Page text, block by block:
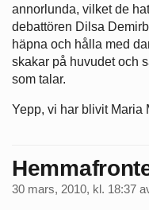
annorlunda, vilket de
debattören Dilsa
häpna och hålla med
skakar på huvudet och
som talar.
Yepp, vi har blivit Maria
30 mars, 2010, kl. 18:37